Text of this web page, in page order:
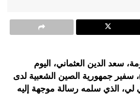
سعد الدين العثماني، اليوم
فبراير)، سفير جمهورية الصين الشعبية لدى
لي، الذي سلمه رسالة موجهة إليه